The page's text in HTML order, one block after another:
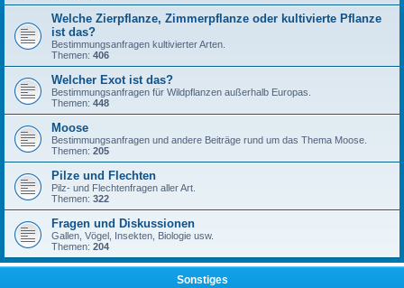
Welche Zierpflanze, Zimmerpflanze oder kultivierte Pflanze
ist das?
Bestimmungsanfragen kultivierter Arten.
Themen: 406
Welcher Exot ist das?
Bestimmungsanfragen für Wildpflanzen außerhalb Europas.
Themen: 448
Moose
Bestimmungsanfragen und andere Beiträge rund um das Thema Moose.
Themen: 205
Pilze und Flechten
Pilz- und Flechtenfragen aller Art.
Themen: 322
Fragen und Diskussionen
Gallen, Vögel, Insekten, Biologie usw.
Themen: 204
Sonstiges